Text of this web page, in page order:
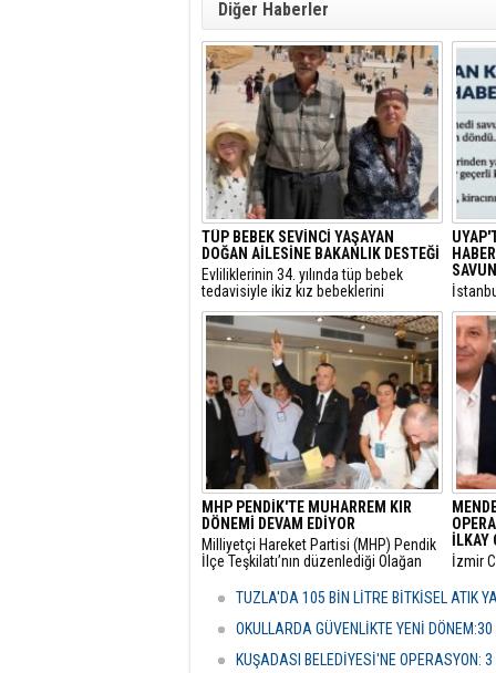
Diğer Haberler
TÜP BEBEK SEVİNCİ YAŞAYAN
DOĞAN AİLESİNE BAKANLIK DESTEĞİ
​Evliliklerinin 34. yılında tüp bebek
tedavisiyle ikiz kız bebeklerini
kucaklarına alan ve Anıtkabir
ziyaretleriyle sosyal medyada büyük
beğeni toplayan Doğan ailesi için Aile
ve Sosyal Hizmetler Bakanlığı harekete
geçti.
elime
çekici
MHP PENDİK'TE MUHARREM KIR
DÖNEMİ DEVAM EDİYOR
​Milliyetçi Hareket Partisi (MHP) Pendik
İlçe Teşkilatı’nın düzenlediği Olağan
Kır, delegelerin desteğini alarak
İLKAY
​İzmir
TUZLA'DA 105 BİN LİTRE BİTKİSEL ATIK
OKULLARDA GÜVENLİKTE YENİ
KUŞADASI BELEDİYESİ'NE OPERASYON: